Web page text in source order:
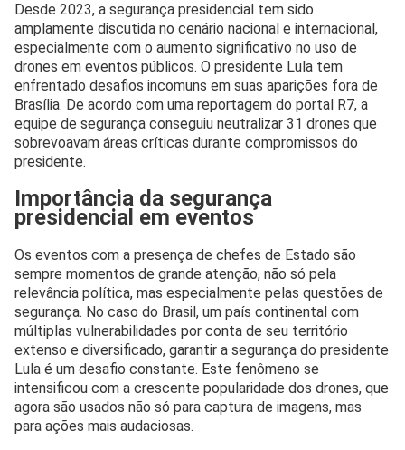
Desde 2023, a segurança presidencial tem sido
amplamente discutida no cenário nacional e internacional,
especialmente com o aumento significativo no uso de
drones em eventos públicos. O presidente Lula tem
enfrentado desafios incomuns em suas aparições fora de
Brasília. De acordo com uma reportagem do portal R7, a
equipe de segurança conseguiu neutralizar 31 drones que
sobrevoavam áreas críticas durante compromissos do
presidente.
Importância da segurança
presidencial em eventos
Os eventos com a presença de chefes de Estado são
sempre momentos de grande atenção, não só pela
relevância política, mas especialmente pelas questões de
segurança. No caso do Brasil, um país continental com
múltiplas vulnerabilidades por conta de seu território
extenso e diversificado, garantir a segurança do presidente
Lula é um desafio constante. Este fenômeno se
intensificou com a crescente popularidade dos drones, que
agora são usados não só para captura de imagens, mas
para ações mais audaciosas.